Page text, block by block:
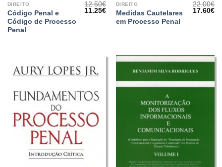
DIREITO
Código Penal e
Código de Processo
Penal
12.50€
O
11.25€O
preço
atual
DIREITO
Medidas Cautelares
em Processo Penal
22.00€
O
17.60€O